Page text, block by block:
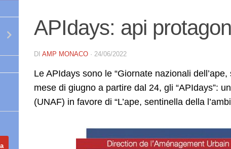
APIdays: api
DI AMP MONACO · 24/06/2022
Le APIdays sono le “Giornate nazionali
mese di giugno a partire dal 24, gli “APIdays”:
(UNAF) in favore di “L’ape, sentinella della